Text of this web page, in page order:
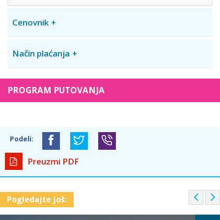
Cenovnik
Način plaćanja
PROGRAM PUTOVANJA
Podeli:
Preuzmi PDF
Pogledajte još:
r